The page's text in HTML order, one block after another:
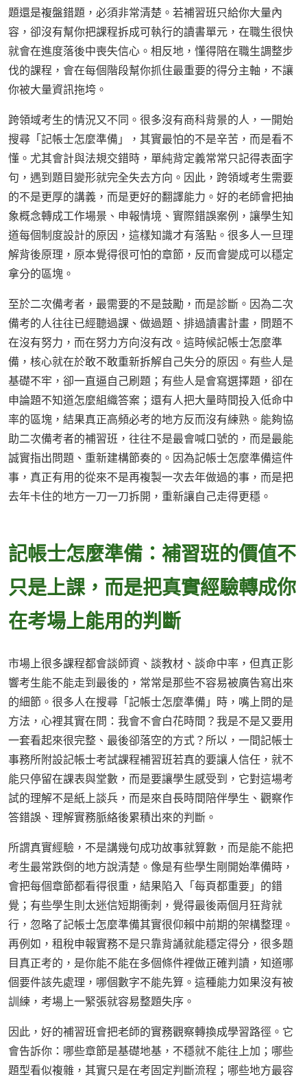
題還是複盤錯題，必須非常清楚。若補習班只給你大量內
容，卻沒有幫你把課程拆成可執行的讀書單元，在職生很快
就會在進度落後中喪失信心。相反地，懂得陪在職生調整步
伐的課程，會在每個階段幫你抓住最重要的得分主軸，不讓
你被大量資訊拖垮。
跨領域考生的情況又不同。很多沒有商科背景的人，一開始
搜尋「記帳士怎麼準備」，其實最怕的不是辛苦，而是看不
懂。尤其會計與法規交錯時，單純背定義常常只記得表面字
句，遇到題目變形就完全失去方向。因此，跨領域考生需要
的不是更厚的講義，而是更好的翻譯能力。好的老師會把抽
象概念轉成工作場景、申報情境、實際錯誤案例，讓學生知
道每個制度設計的原因，這樣知識才有落點。很多人一旦理
解背後原理，原本覺得很可怕的章節，反而會變成可以穩定
拿分的區塊。
至於二次備考者，最需要的不是鼓勵，而是診斷。因為二次
備考的人往往已經聽過課、做過題、排過讀書計畫，問題不
在沒有努力，而在努力方向沒有改。這時候記帳士怎麼準
備，核心就在於敢不敢重新拆解自己失分的原因。有些人是
基礎不牢，卻一直逼自己刷題；有些人是會寫選擇題，卻在
申論題不知道怎麼組織答案；還有人把大量時間投入低命中
率的區塊，結果真正高頻必考的地方反而沒有練熟。能夠協
助二次備考者的補習班，往往不是最會喊口號的，而是最能
誠實指出問題、重新建構節奏的。因為記帳士怎麼準備這件
事，真正有用的從來不是再複製一次去年做過的事，而是把
去年卡住的地方一刀一刀拆開，重新讓自己走得更穩。
記帳士怎麼準備：補習班的價值不
只是上課，而是把真實經驗轉成你
在考場上能用的判斷
市場上很多課程都會談師資、談教材、談命中率，但真正影
響考生能不能走到最後的，常常是那些不容易被廣告寫出來
的細節。很多人在搜尋「記帳士怎麼準備」時，嘴上問的是
方法，心裡其實在問：我會不會白花時間？我是不是又要用
一套看起來很完整、最後卻落空的方式？所以，一間記帳士
事務所附設記帳士考試課程補習班若真的要讓人信任，就不
能只停留在課表與堂數，而是要讓學生感受到，它對這場考
試的理解不是紙上談兵，而是來自長時間陪伴學生、觀察作
答錯誤、理解實務脈絡後累積出來的判斷。
所謂真實經驗，不是講幾句成功故事就算數，而是能不能把
考生最常跌倒的地方說清楚。像是有些學生剛開始準備時，
會把每個章節都看得很重，結果陷入「每頁都重要」的錯
覺；有些學生則太迷信短期衝刺，覺得最後兩個月狂背就
行，忽略了記帳士怎麼準備其實很仰賴中前期的架構整理。
再例如，租稅申報實務不是只靠背誦就能穩定得分，很多題
目真正考的，是你能不能在多個條件裡做正確判讀，知道哪
個要件該先處理，哪個數字不能先算。這種能力如果沒有被
訓練，考場上一緊張就容易整題失序。
因此，好的補習班會把老師的實務觀察轉換成學習路徑。它
會告訴你：哪些章節是基礎地基，不穩就不能往上加；哪些
題型看似複雜，其實只是在考固定判斷流程；哪些地方最容